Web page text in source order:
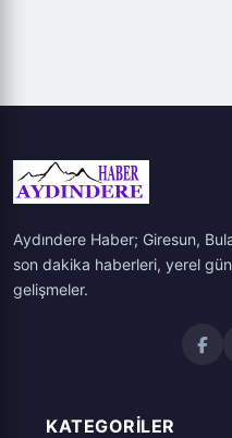
Aydındere Haber; Giresun,
son dakika haberleri, yerel
gelişmeler.
KATEGORILER